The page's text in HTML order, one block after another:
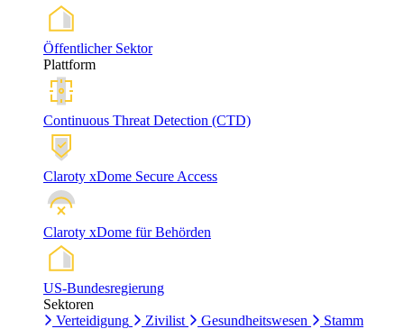
Öffentlicher Sektor
Plattform
Continuous Threat Detection (CTD)
Claroty xDome Secure Access
Claroty xDome für Behörden
US-Bundesregierung
Sektoren
Verteidigung
Zivilist Gesundheitswesen Stamm